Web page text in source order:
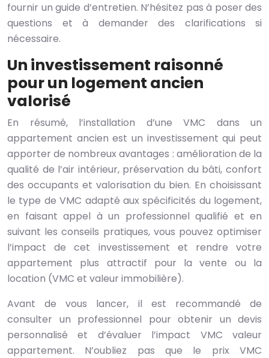
fournir un guide d’entretien. N’hésitez pas à poser des
questions et à demander des clarifications si
nécessaire.
Un investissement raisonné
pour un logement ancien
valorisé
En résumé, l’installation d’une VMC dans un
appartement ancien est un investissement qui peut
apporter de nombreux avantages : amélioration de la
qualité de l’air intérieur, préservation du bâti, confort
des occupants et valorisation du bien. En choisissant
le type de VMC adapté aux spécificités du logement,
en faisant appel à un professionnel qualifié et en
suivant les conseils pratiques, vous pouvez optimiser
l’impact de cet investissement et rendre votre
appartement plus attractif pour la vente ou la
location (VMC et valeur immobilière).
Avant de vous lancer, il est recommandé de
consulter un professionnel pour obtenir un devis
personnalisé et d’évaluer l’impact VMC valeur
appartement. N’oubliez pas que le prix VMC